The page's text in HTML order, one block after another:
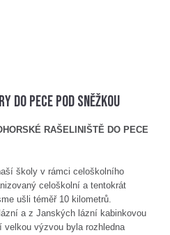
do Pece pod Sněžkou
RAŠELINIŠTĚ DO PECE
školy v rámci celoškolního
celoškolní a tentokrát
ušli téměř 10 kilometrů.
a z Janských lázní kabinkovou
velkou výzvou byla rozhledna